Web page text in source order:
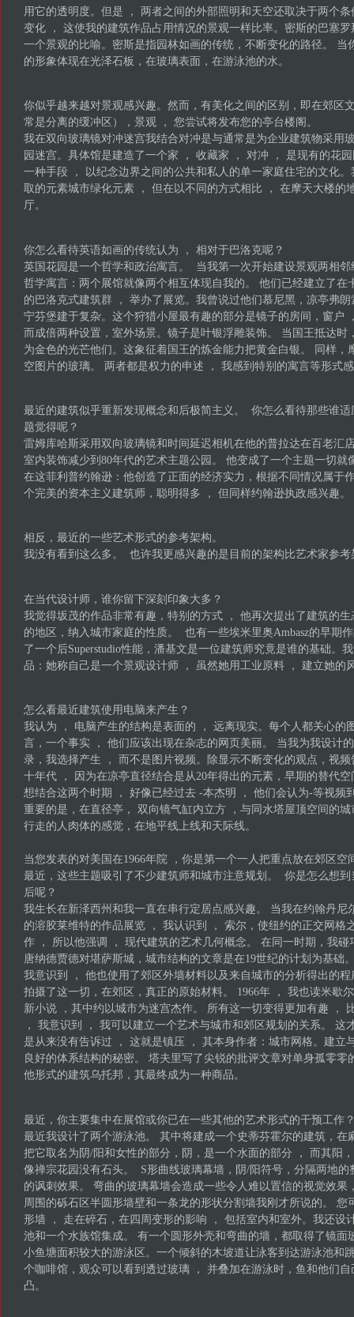
用它的透明度。但是 ， 两者之间的外部照明和天空还取决于两个
变化 ， 这使我的建筑作品占用情况的景观一样比率。密斯的巴塞
一个景观的比喻。密斯是指园林如画的传统，不断变化的路径。 当
的形象体现在光泽石板，在玻璃表面，在游泳池的水。
你似乎越来越对景观感兴趣。然而，有美化之间的区别，即在郊区
常是分离的缓冲区），景观 ， 您尝试将发布您的亭台楼阁。
我在双向玻璃镜对冲迷宫我结合对冲是与通常是为企业建筑物采用
园迷宫。具体馆是建造了一个家 ， 收藏家 ， 对冲 ， 是现有的花
一种手段 ， 以纪念边界之间的公共和私人的单一家庭住宅的文化
取的元素城市绿化元素 ， 但在以不同的方式相比 ， 在摩天大楼的
厅。
你怎么看待英语如画的传统认为 ， 相对于巴洛克呢？
英国花园是一个哲学和政治寓言。 当我第一次开始建设景观两相
哲学寓言：两个展馆就像两个相互体现自我的。 他们已经建立了在
的巴洛克式建筑群 ， 举办了展览。我曾说过他们慕尼黑，凉亭弗
宁芬堡建于复杂。这个狩猎小屋最有趣的部分是镜子的房间，窗户
而成倍两种设置，室外场景。镜子是叶银浮雕装饰。 当国王抵达时
为金色的光芒他们。这象征着国王的炼金能力把黄金白银。 同样，
空图片的玻璃。 两者都是权力的申述 ， 我感到特别的寓言等形式
最近的建筑似乎重新发现概念和后极简主义。 你怎么看待那些谁
题觉得呢？
雷姆库哈斯采用双向玻璃镜和时间延迟相机在他的普拉达在百老汇
室内装饰减少到80年代的艺术主题公园。 他变成了一个主题一切
在这菲利普约翰逊：他创造了正面的经济实力，根据不同情况属于
个完美的资本主义建筑师，聪明得多 ， 但同样约翰逊执政感兴趣。
相反，最近的一些艺术形式的参考架构。
我没有看到这么多。 也许我更感兴趣的是目前的架构比艺术家参考
在当代设计师，谁你留下深刻印象大多？
我觉得坂茂的作品非常有趣，特别的方式 ， 他再次提出了建筑的
的地区，纳入城市家庭的性质。 也有一些埃米里奥Ambasz的早期
了一个后Superstudio性能，潘基文是一位建筑师究竟是谁的基础。
品：她称自己是一个景观设计师 ， 虽然她用工业原料 ， 建立她的
怎么看最近建筑使用电脑来产生？
我认为 ， 电脑产生的结构是表面的 ， 远离现实。每个人都关心的
言，一个事实 ， 他们应该出现在杂志的网页美丽。 当我为我设计
录，我选择产生 ， 而不是图片视频。除显示不断变化的观点，视
十年代 ， 因为在凉亭直径结合是从20年得出的元素，早期的替代
想结合这两个时期 ， 好像已经过去 -本杰明 ， 他们会认为-等视频
重要的是，在直径亭， 双向镜气缸内立方 ，与同水塔屋顶空间的
行走的人肉体的感觉，在地平线上线和天际线。
当您发表的对美国在1966年院 ，你是第一个一人把重点放在郊区空
最近，这些主题吸引了不少建筑师和城市注意规划。 你是怎么想
后呢？
我生长在新泽西州和我一直在串行定居点感兴趣。 当我在约翰丹尼
的溶胶莱维特的作品展览 ， 我认识到 ， 索尔，使纽约的正交网格
作 ， 所以他强调 ， 现代建筑的艺术几何概念。 在同一时期，我碰
唐纳德贾德对堪萨斯城，城市结构的文章是在19世纪的计划为基础
我意识到 ， 他也使用了郊区外墙材料以及来自城市的分析得出的
拍摄了这一切，在郊区，真正的原始材料。 1966年 ， 我也读米歇
新小说 ，其中约以城市为迷宫杰作。 所有这一切变得更加有趣 ，
， 我意识到 ， 我可以建立一个艺术与城市和郊区规划的关系。 这
是从来没有告诉过 ， 这就是镇压 ， 其本身作者：城市网格。建立
良好的体系结构的秘密。 塔夫里写了尖锐的批评文章对单身孤零零
他形式的建筑乌托邦，其最终成为一种商品。
最近，你主要集中在展馆或你已在一些其他的艺术形式的干预工作
最近我设计了两个游泳池。 其中将建成一个史蒂芬霍尔的建筑，在
把它取名为阴/阳和女性的部分，阴，是一个水面的部分 ， 而其阳
像禅宗花园没有石头。 S形曲线玻璃幕墙，阴/阳符号，分隔两地的
的讽刺效果。 弯曲的玻璃幕墙会造成一些令人难以置信的视觉效果
周围的砾石区半圆形墙壁和一条龙的形状分割墙我刚才所说的。 您
形墙 ， 走在碎石，在四周变形的影响 ， 包括室内和室外。我还设
池和一个水族馆集成。 有一个圆形外壳和弯曲的墙，都取得了镜面
小鱼塘面积较大的游泳区。一个倾斜的木坡道让泳客到达游泳池和
个咖啡馆，观众可以看到透过玻璃 ， 并叠加在游泳时，鱼和他们
凸。